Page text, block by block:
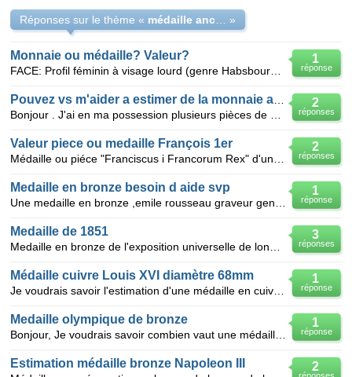
Réponses sur le thème « »
1
réponse
Monnaie ou médaille? Valeur?
2
réponses
2
réponses
Valeur piece ou medaille François 1er
1
réponse
Medaille en bronze besoin d aide svp
3
réponses
Medaille de 1851
1
réponse
Médaille cuivre Louis XVI diamètre 68mm
1
réponse
Medaille olympique de bronze
2
Estimation médaille bronze Napoleon III